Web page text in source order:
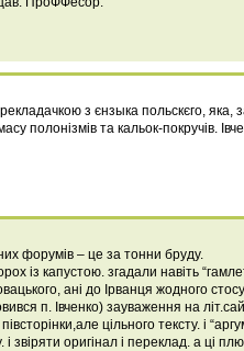
з єнзыка польскєго, яка,
полонізмів та кальок-покручів.
форумів – це за тонни бруду.
із капустою. згадали навіть
ані до Ірванця жодного
п. Івченко) зауваження на
цільного тексту. і
і звіряти оригінал і переклад. а ці